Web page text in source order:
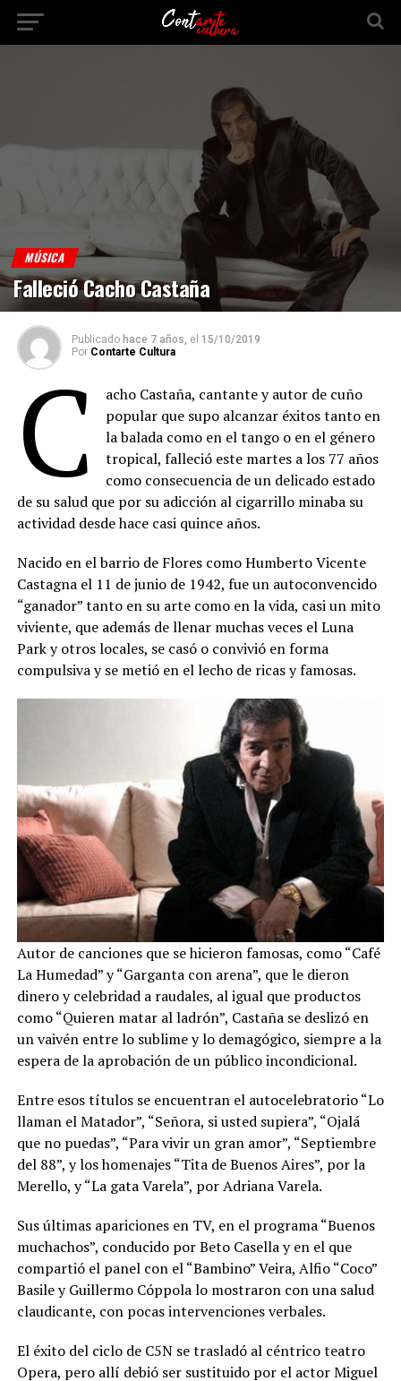
MÚSICA
Falleció Cacho Castaña
Publicado hace 7 años, el 15/10/2019
Por Contarte Cultura
C
acho Castaña, cantante y autor de cuño
popular que supo alcanzar éxitos tanto en
la balada como en el tango o en el género
tropical, falleció este martes a los 77 años
como consecuencia de un delicado estado
de su salud que por su adicción al cigarrillo minaba su
actividad desde hace casi quince años.
Nacido en el barrio de Flores como Humberto Vicente
Castagna el 11 de junio de 1942, fue un autoconvencido
“ganador” tanto en su arte como en la vida, casi un mito
viviente, que además de llenar muchas veces el Luna
Park y otros locales, se casó o convivió en forma
compulsiva y se metió en el lecho de ricas y famosas.
Autor de canciones que se hicieron famosas, como “Café
La Humedad” y “Garganta con arena”, que le dieron
dinero y celebridad a raudales, al igual que productos
como “Quieren matar al ladrón”, Castaña se deslizó en
un vaivén entre lo sublime y lo demagógico, siempre a la
espera de la aprobación de un público incondicional.
Entre esos títulos se encuentran el autocelebratorio “Lo
llaman el Matador”, “Señora, si usted supiera”, “Ojalá
que no puedas”, “Para vivir un gran amor”, “Septiembre
del 88”, y los homenajes “Tita de Buenos Aires”, por la
Merello, y “La gata Varela”, por Adriana Varela.
Sus últimas apariciones en TV, en el programa “Buenos
muchachos”, conducido por Beto Casella y en el que
compartió el panel con el “Bambino” Veira, Alfio “Coco”
Basile y Guillermo Cóppola lo mostraron con una salud
claudicante, con pocas intervenciones verbales.
El éxito del ciclo de C5N se trasladó al céntrico teatro
Opera, pero allí debió ser sustituido por el actor Miguel